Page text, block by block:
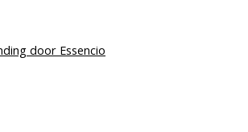
door Essencio